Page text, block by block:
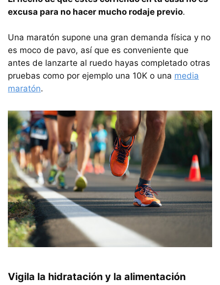
excusa para no hacer mucho rodaje previo.
Una maratón supone una gran demanda física y no
es moco de pavo, así que es conveniente que
antes de lanzarte al ruedo hayas completado otras
pruebas como por ejemplo una 10K o una media
maratón.
Vigila la hidratación y la alimentación